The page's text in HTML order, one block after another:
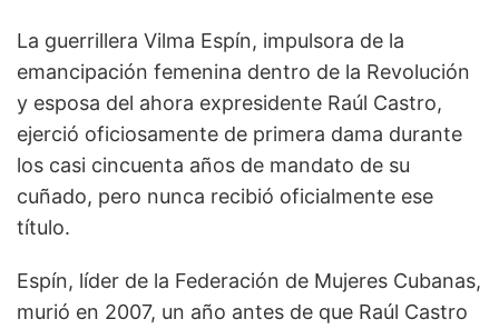
La guerrillera Vilma Espín, impulsora de la
emancipación femenina dentro de la Revolución
y esposa del ahora expresidente Raúl Castro,
ejerció oficiosamente de primera dama durante
los casi cincuenta años de mandato de su
cuñado, pero nunca recibió oficialmente ese
título.
Espín, líder de la Federación de Mujeres Cubanas,
murió en 2007, un año antes de que Raúl Castro